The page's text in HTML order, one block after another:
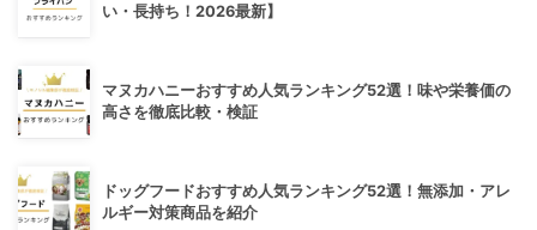
い・長持ち！2026最新】
マヌカハニーおすすめ人気ランキング52選！味や栄養価の
高さを徹底比較・検証
ドッグフードおすすめ人気ランキング52選！無添加・アレ
ルギー対策商品を紹介